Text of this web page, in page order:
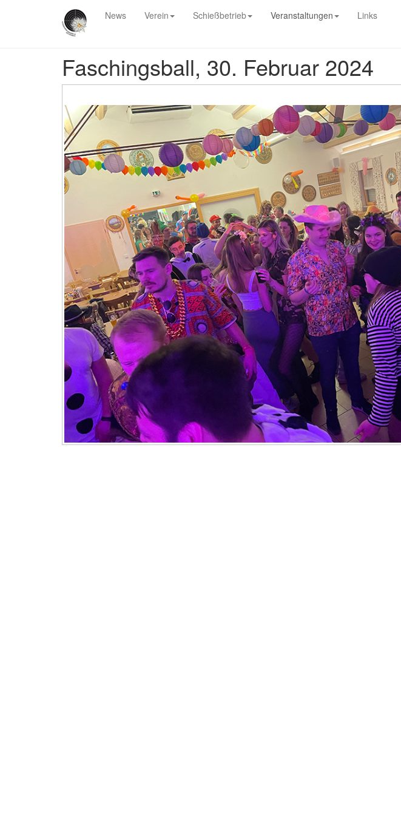
News Verein Schießbetrieb Veranstaltungen Links
Faschingsball, 30. Februar 2024